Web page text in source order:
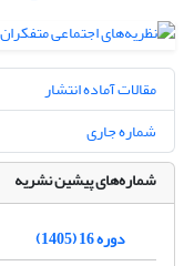
مقالات آماده انتشار
شماره جاری
شماره‌های پیشین نشریه
دوره 16 (1405)